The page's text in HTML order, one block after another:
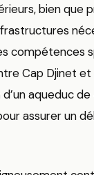
bien que
compétences
Cap Djinet
aqueduc de
assurer un